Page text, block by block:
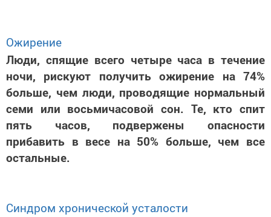
Ожирение
Люди, спящие всего четыре часа в течение
ночи, рискуют получить ожирение на 74%
больше, чем люди, проводящие нормальный
семи или восьмичасовой сон. Те, кто спит
пять часов, подвержены опасности
прибавить в весе на 50% больше, чем все
остальные.
Синдром хронической усталости